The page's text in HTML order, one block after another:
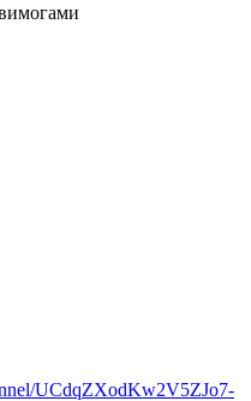
UCdqZXodKw2V5ZJo7-